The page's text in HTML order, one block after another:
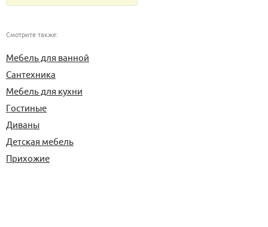
Смотрите также:
Мебель для ванной
Сантехника
Мебель для кухни
Гостиные
Диваны
Детская мебель
Прихожие